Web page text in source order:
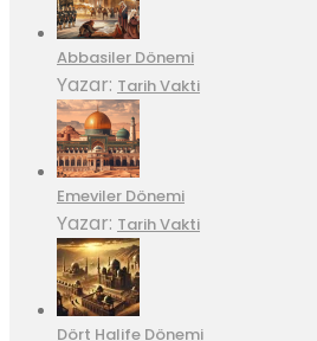
Abbasiler Dönemi
Yazar: Tarih Vakti
Emeviler Dönemi
Yazar: Tarih Vakti
Dört Halife Dönemi